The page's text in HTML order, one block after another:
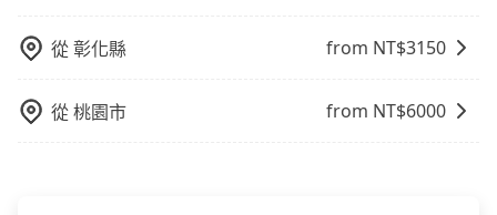
從彰化縣 from NT$3150
從桃園市 from NT$6000